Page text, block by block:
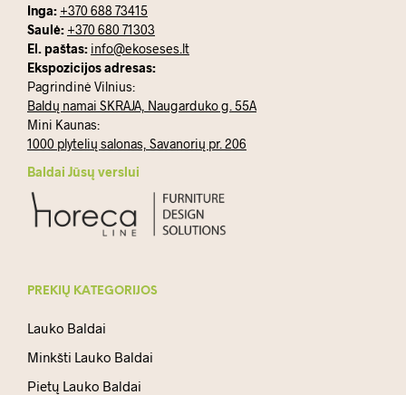
Inga: +370 688 73415
Saulė: +370 680 71303
El. paštas: info@ekoseses.lt
Ekspozicijos adresas:
Pagrindinė Vilnius:
Baldų namai SKRAJA, Naugarduko g. 55A
Mini Kaunas:
1000 plytelių salonas, Savanorių pr. 206
Baldai Jūsų verslui
PREKIŲ KATEGORIJOS
Lauko Baldai
Minkšti Lauko Baldai
Pietų Lauko Baldai